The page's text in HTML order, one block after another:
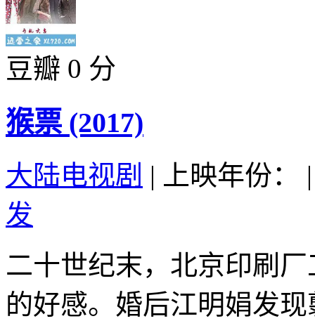
豆瓣 0 分
猴票 (2017)
大陆电视剧 | 上映年份：
|
发
二十世纪末，北京印刷
的好感。婚后江明娟发